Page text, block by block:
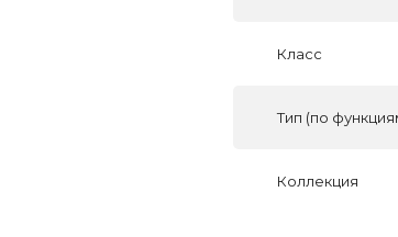
Класс
Тип (по
Коллекция